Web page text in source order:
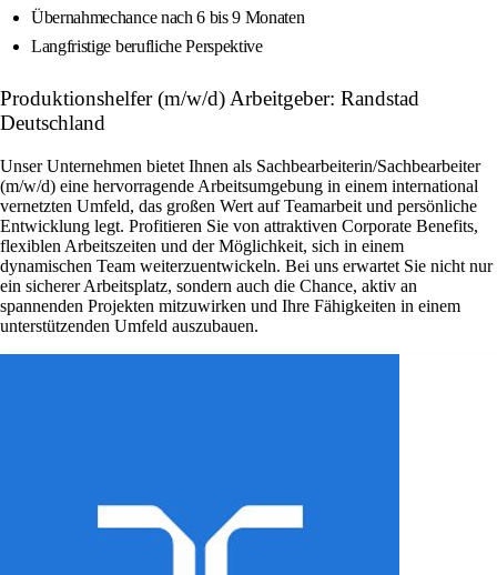
Übernahmechance nach 6 bis 9 Monaten
Langfristige berufliche Perspektive
Produktionshelfer (m/w/d) Arbeitgeber: Randstad
Deutschland
Unser Unternehmen bietet Ihnen als Sachbearbeiterin/Sachbearbeiter
(m/w/d) eine hervorragende Arbeitsumgebung in einem international
vernetzten Umfeld, das großen Wert auf Teamarbeit und persönliche
Entwicklung legt. Profitieren Sie von attraktiven Corporate Benefits,
flexiblen Arbeitszeiten und der Möglichkeit, sich in einem
dynamischen Team weiterzuentwickeln. Bei uns erwartet Sie nicht nur
ein sicherer Arbeitsplatz, sondern auch die Chance, aktiv an
spannenden Projekten mitzuwirken und Ihre Fähigkeiten in einem
unterstützenden Umfeld auszubauen.